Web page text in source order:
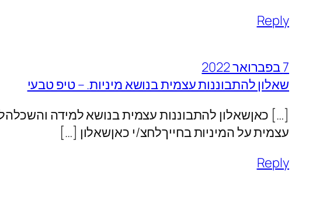
Reply
7 בפברואר 2022
שאלון להתבוננות עצמית בנושא מיניות. – טיפ טבעי
[…] כאןשאלון להתבוננות עצמית בנושא למידה
עצמית על המיניות בחייךלחצ/י כאןשאלון […]
Reply